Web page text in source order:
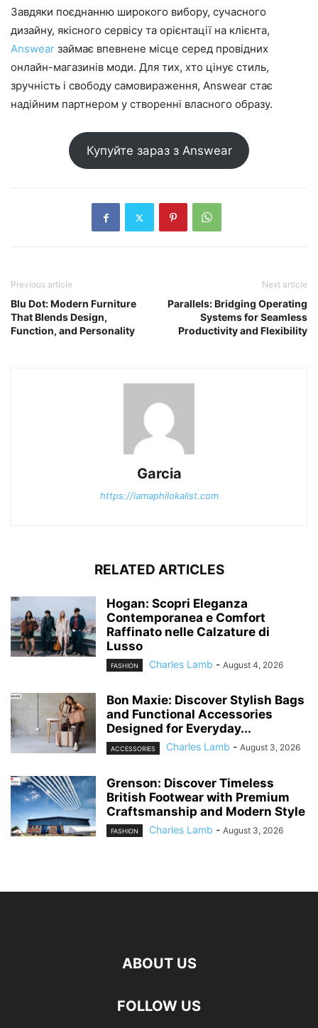
Завдяки поєднанню широкого вибору, сучасного
дизайну, якісного сервісу та орієнтації на клієнта,
Answear займає впевнене місце серед провідних
онлайн-магазинів моди. Для тих, хто цінує стиль,
зручність і свободу самовираження, Answear стає
надійним партнером у створенні власного образу.
Купуйте зараз з Answear
Previous article
Blu Dot: Modern Furniture
That Blends Design,
Function, and Personality
Next article
Parallels: Bridging Operating
Systems for Seamless
Productivity and Flexibility
Garcia
https://iamaphilokalist.com
RELATED ARTICLES
Hogan: Scopri Eleganza
Contemporanea e Comfort
Raffinato nelle Calzature di
Lusso
FASHION Charles Lamb - August 4, 2026
Bon Maxie: Discover Stylish Bags
and Functional Accessories
Designed for Everyday...
ACCESSORIES Charles Lamb - August 3, 2026
Grenson: Discover Timeless
British Footwear with Premium
Craftsmanship and Modern Style
FASHION Charles Lamb - August 3, 2026
ABOUT US
FOLLOW US